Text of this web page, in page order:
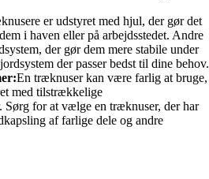
er udstyret med hjul, der gør det
i haven eller på arbejdsstedet. Andre
der gør dem mere stabile under
der passer bedst til dine behov.
En træknuser kan være farlig at bruge,
med tilstrækkelige
Sørg for at vælge en træknuser, der har
af farlige dele og andre